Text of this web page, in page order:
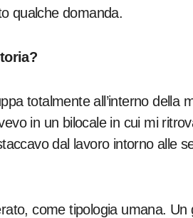
qualche domanda.
totalmente all’interno della
in un bilocale in cui mi
dal lavoro intorno alle
come tipologia umana.